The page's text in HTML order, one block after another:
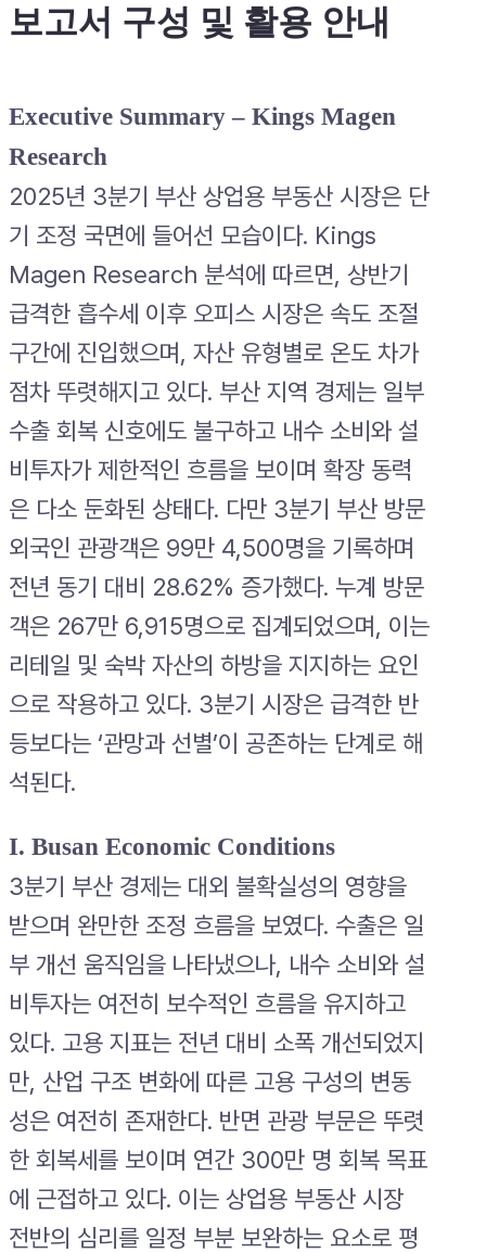
보고서 구성 및 활용 안내
Executive Summary – Kings Magen
Research
2025년 3분기 부산 상업용 부동산 시장은 단
기 조정 국면에 들어선 모습이다. Kings
Magen Research 분석에 따르면, 상반기
급격한 흡수세 이후 오피스 시장은 속도 조절
구간에 진입했으며, 자산 유형별로 온도 차가
점차 뚜렷해지고 있다. 부산 지역 경제는 일부
수출 회복 신호에도 불구하고 내수 소비와 설
비투자가 제한적인 흐름을 보이며 확장 동력
은 다소 둔화된 상태다. 다만 3분기 부산 방문
외국인 관광객은 99만 4,500명을 기록하며
전년 동기 대비 28.62% 증가했다. 누계 방문
객은 267만 6,915명으로 집계되었으며, 이는
리테일 및 숙박 자산의 하방을 지지하는 요인
으로 작용하고 있다. 3분기 시장은 급격한 반
등보다는 ‘관망과 선별’이 공존하는 단계로 해
석된다.
I. Busan Economic Conditions
3분기 부산 경제는 대외 불확실성의 영향을
받으며 완만한 조정 흐름을 보였다. 수출은 일
부 개선 움직임을 나타냈으나, 내수 소비와 설
비투자는 여전히 보수적인 흐름을 유지하고
있다. 고용 지표는 전년 대비 소폭 개선되었지
만, 산업 구조 변화에 따른 고용 구성의 변동
성은 여전히 존재한다. 반면 관광 부문은 뚜렷
한 회복세를 보이며 연간 300만 명 회복 목표
에 근접하고 있다. 이는 상업용 부동산 시장
전반의 심리를 일정 부분 보완하는 요소로 평